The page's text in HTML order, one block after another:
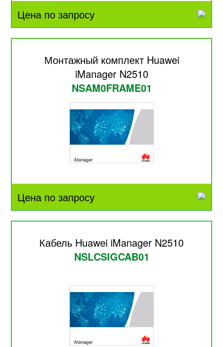
Цена по запросу
Монтажный комплект Huawei
iManager N2510
NSAM0FRAME01
Цена по запросу
Кабель Huawei iManager N2510
NSLCSIGCAB01